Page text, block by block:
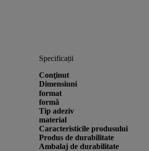
Specificații
Conţinut
Dimensiuni
format
formă
Tip adeziv
material
Caracteristicile produsului
Produs de durabilitate
Ambalaj de durabilitate